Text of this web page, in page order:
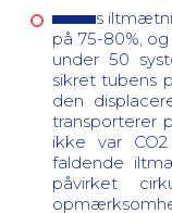
s
på 75-80%,
under 50
sikret tubens
den
transporterer
ikke var
faldende
påvirket